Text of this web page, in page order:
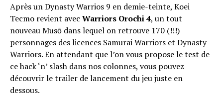
Après un Dynasty Warrios 9 en demie-teinte, Koei
Tecmo revient avec Warriors Orochi 4, un tout
nouveau Musō dans lequel on retrouve 170 (!!!)
personnages des licences Samurai Warriors et Dynasty
Warriors. En attendant que l’on vous propose le test de
ce hack ‘n’ slash dans nos colonnes, vous pouvez
découvrir le trailer de lancement du jeu juste en
dessous.